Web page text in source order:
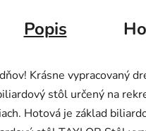
Popis
Krásne vypracovaný
stôl určený na
Hotová je základ